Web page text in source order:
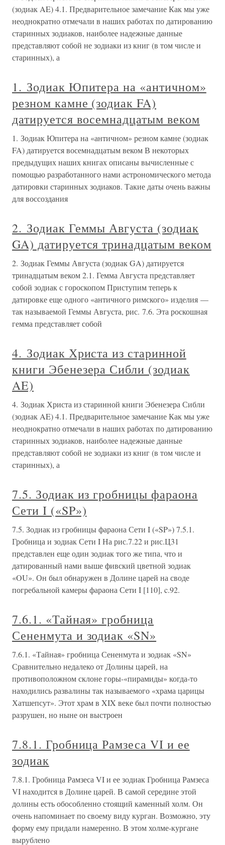
(зодиак AE) 4.1. Предварительное замечание Как мы уже
неоднократно отмечали в наших работах по датированию
старинных зодиаков, наиболее надежные данные
представляют собой не зодиаки из книг (в том числе и
старинных), а
1. Зодиак Юпитера на «античном»
резном камне (зодиак FA)
датируется восемнадцатым веком
1. Зодиак Юпитера на «античном» резном камне (зодиак
FA) датируется восемнадцатым веком В некоторых
предыдущих наших книгах описаны вычисленные с
помощью разработанного нами астрономического метода
датировки старинных зодиаков. Такие даты очень важны
для воссоздания
2. Зодиак Геммы Августа (зодиак
GA) датируется тринадцатым веком
2. Зодиак Геммы Августа (зодиак GA) датируется
тринадцатым веком 2.1. Гемма Августа представляет
собой зодиак с гороскопом Приступим теперь к
датировке еще одного «античного римского» изделия —
так называемой Геммы Августа, рис. 7.6. Эта роскошная
гемма представляет собой
4. Зодиак Христа из старинной
книги Эбенезера Сибли (зодиак
AE)
4. Зодиак Христа из старинной книги Эбенезера Сибли
(зодиак AE) 4.1. Предварительное замечание Как мы уже
неоднократно отмечали в наших работах по датированию
старинных зодиаков, наиболее надежные данные
представляют собой не зодиаки из книг (в том числе и
старинных), а
7.5. Зодиак из гробницы фараона
Сети I («SP»)
7.5. Зодиак из гробницы фараона Сети I («SP») 7.5.1.
Гробница и зодиак Сети I На рис.7.22 и рис.Ц31
представлен еще один зодиак того же типа, что и
датированный нами выше фивский цветной зодиак
«OU». Он был обнаружен в Долине царей на своде
погребальной камеры фараона Сети I [110], c.92.
7.6.1. «Тайная» гробница
Сененмута и зодиак «SN»
7.6.1. «Тайная» гробница Сененмута и зодиак «SN»
Сравнительно недалеко от Долины царей, на
противоположном склоне горы-«пирамиды» когда-то
находились развалины так называемого «храма царицы
Хатшепсут». Этот храм в XIX веке был почти полностью
разрушен, но ныне он выстроен
7.8.1. Гробница Рамзеса VI и ее
зодиак
7.8.1. Гробница Рамзеса VI и ее зодиак Гробница Рамзеса
VI находится в Долине царей. В самой середине этой
долины есть обособленно стоящий каменный холм. Он
очень напоминает по своему виду курган. Возможно, эту
форму ему придали намеренно. В этом холме-кургане
вырублено